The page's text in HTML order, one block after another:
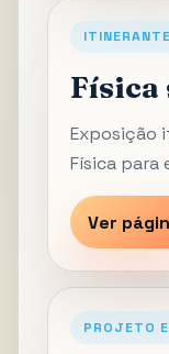
ITINERANTE
Física
Exposição
Física para
Ver
PROJETO